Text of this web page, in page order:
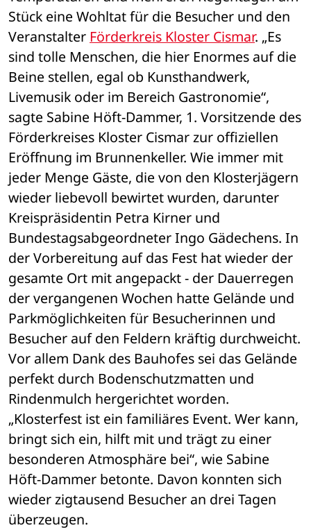
Stück eine Wohltat für die Besucher und den
Veranstalter Förderkreis Kloster Cismar. „Es
sind tolle Menschen, die hier Enormes auf die
Beine stellen, egal ob Kunsthandwerk,
Livemusik oder im Bereich Gastronomie“,
sagte Sabine Höft-Dammer, 1. Vorsitzende des
Förderkreises Kloster Cismar zur offiziellen
Eröffnung im Brunnenkeller. Wie immer mit
jeder Menge Gäste, die von den Klosterjägern
wieder liebevoll bewirtet wurden, darunter
Kreispräsidentin Petra Kirner und
Bundestagsabgeordneter Ingo Gädechens. In
der Vorbereitung auf das Fest hat wieder der
gesamte Ort mit angepackt - der Dauerregen
der vergangenen Wochen hatte Gelände und
Parkmöglichkeiten für Besucherinnen und
Besucher auf den Feldern kräftig durchweicht.
Vor allem Dank des Bauhofes sei das Gelände
perfekt durch Bodenschutzmatten und
Rindenmulch hergerichtet worden.
„Klosterfest ist ein familiäres Event. Wer kann,
bringt sich ein, hilft mit und trägt zu einer
besonderen Atmosphäre bei“, wie Sabine
Höft-Dammer betonte. Davon konnten sich
wieder zigtausend Besucher an drei Tagen
überzeugen.